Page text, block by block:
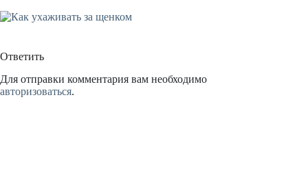
Ответить
Для отправки комментария вам необходимо
авторизоваться.